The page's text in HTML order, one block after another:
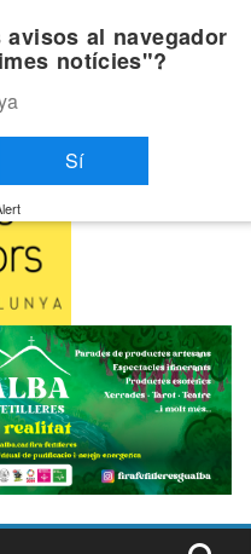
9, 2026 al navegador
notícies"?
Sí